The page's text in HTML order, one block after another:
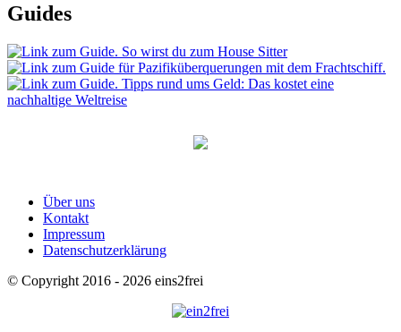
Guides
Über uns
Kontakt
Impressum
Datenschutzerklärung
© Copyright 2016 - 2026 eins2frei